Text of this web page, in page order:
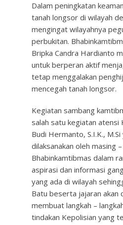
Dalam peningkatan
tanah longsor di wilayah
mengingat wilayahnya
perbukitan.
Bripka Candra Hardianto
untuk berperan aktif
tetap menggalakan
mencegah tanah longsor.
Kegiatan sambang
salah satu kegiatan atensi
Budi Hermanto, S.I.K.,
dilaksanakan oleh masing
Bhabinkamtibmas dalam
aspirasi dan informasi
yang ada di wilayah
Batu beserta jajaran akan
membuat langkah –
tindakan Kepolisian yang